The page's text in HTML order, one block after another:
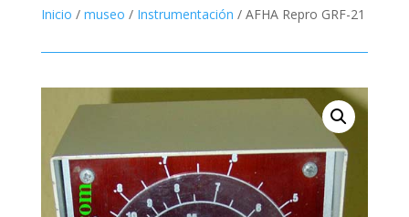
Inicio / museo / Instrumentación / AFHA Repro GRF-21